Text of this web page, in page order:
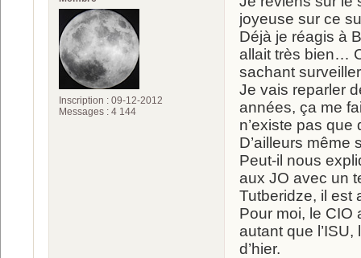
Inscription : 09-12-2012
Messages : 4 144
joyeuse sur ce
Déjà je réagis à
allait très bien…
sachant
Je vais reparler
années, ça me
n’existe pas
D’ailleurs même
Peut-il nous
aux JO avec un
Tutberidze, il est
Pour moi, le CIO
autant que
d’hier.